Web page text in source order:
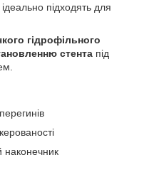
ідеально підходять для
гідрофільного
стента під
наконечник